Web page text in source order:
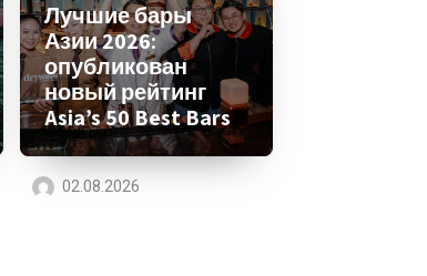
Лучшие бары
Азии 2026:
опубликован
новый рейтинг
Asia’s 50 Best Bars
02.08.2026